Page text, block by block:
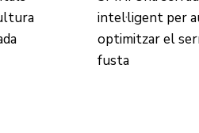
intel·ligent per
optimitzar el
fusta